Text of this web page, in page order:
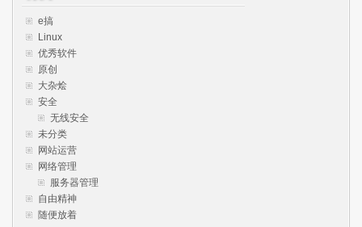
e搞
Linux
优秀软件
原创
大杂烩
安全
无线安全
未分类
网站运营
网络管理
服务器管理
自由精神
随便放着